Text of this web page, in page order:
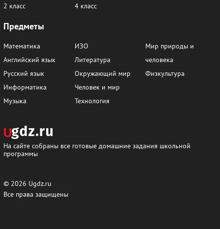
2 класс
4 класс
Предметы
Математика
Английский язык
Русский язык
Информатика
Музыка
ИЗО
Литература
Окружающий мир
Человек и мир
Технология
Мир природы и
человека
Физкультура
На сайте собраны все готовые домашние задания школьной
программы
© 2026 Ugdz.ru
Все права защищены